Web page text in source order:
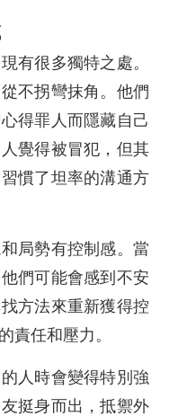
有很多獨特之處。
不拐彎抹角。他們
得罪人而隱藏自己
覺得被冒犯，但其
慣了坦率的溝通方
局勢有控制感。當
們可能會感到不安
方法來重新獲得控
責任和壓力。
人時會變得特別強
挺身而出，抵禦外